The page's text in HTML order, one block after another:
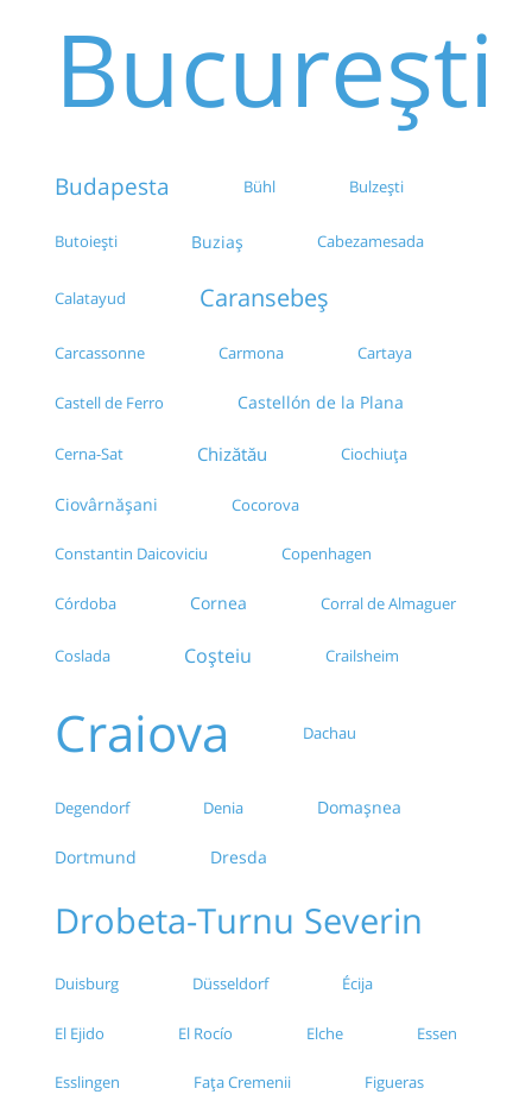
București
Budapesta Bühl Bulzești
Butoiești Buziaș Cabezamesada
Calatayud Caransebeș
Carcassonne Carmona Cartaya
Castell de Ferro Castellón de la Plana
Cerna-Sat Chizătău Ciochiuța
Ciovârnăşani Cocorova
Constantin Daicoviciu Copenhagen
Córdoba Cornea Corral de Almaguer
Coslada Coșteiu Crailsheim
Craiova Dachau
Degendorf Denia Domașnea
Dortmund Dresda
Drobeta-Turnu Severin
Duisburg Düsseldorf Écija
El Ejido El Rocío Elche Essen
Esslingen Fața Cremenii Figueras